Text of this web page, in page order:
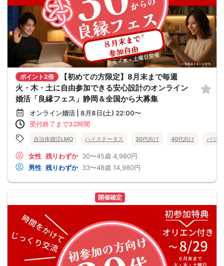
ポイント2倍
【初めての方限定】8月末まで毎週
火・木・土に自由参加できる安心設計のオンライン
婚活「良縁フェス」静岡＆全国から大募集
オンライン婚活 | 8月8日(土) 22:00〜
受付終了まで32時間
自治体婚活LMO ハイステータス 30代向け 40代向け バツ
女性 残りわずか 30〜45歳 4,980円
男性 残りわずか 33〜48歳 14,980円
開催確定